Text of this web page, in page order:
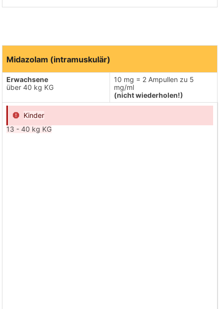
Midazolam (intramuskulär)
Erwachsene
über 40 kg KG
10 mg = 2 Ampullen zu 5
mg/ml
(nicht wiederholen!)
Kinder
13 - 40 kg KG